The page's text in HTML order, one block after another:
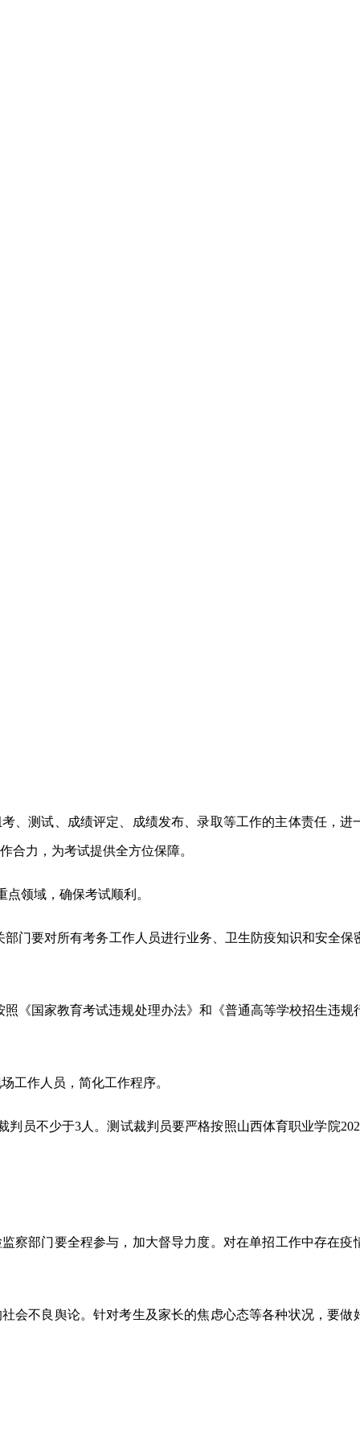
、测试、成绩评定、成绩发布、录取等工作的主体责任，进
合力，为考试提供全方位保障。
领域，确保考试顺利。
部门要对所有考务工作人员进行业务、卫生防疫知识和安全保
照《国家教育考试违规处理办法》和《普通高等学校招生违规
工作人员，简化工作程序。
员不少于3人。测试裁判员要严格按照山西体育职业学院
察部门要全程参与， 加大督导力度。对在单招工作中存在疫
会不良舆论。针对考生及家长的焦虑心态等各种状况，要做